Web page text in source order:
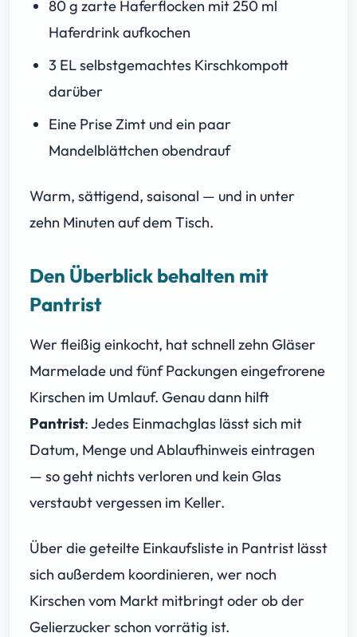
80 g zarte Haferflocken mit 250 ml
Haferdrink aufkochen
3 EL selbstgemachtes Kirschkompott
darüber
Eine Prise Zimt und ein paar
Mandelblättchen obendrauf
Warm, sättigend, saisonal — und in unter
zehn Minuten auf dem Tisch.
Den Überblick behalten mit
Pantrist
Wer fleißig einkocht, hat schnell zehn Gläser
Marmelade und fünf Packungen eingefrorene
Kirschen im Umlauf. Genau dann hilft
Pantrist: Jedes Einmachglas lässt sich mit
Datum, Menge und Ablaufhinweis eintragen
— so geht nichts verloren und kein Glas
verstaubt vergessen im Keller.
Über die geteilte Einkaufsliste in Pantrist lässt
sich außerdem koordinieren, wer noch
Kirschen vom Markt mitbringt oder ob der
Gelierzucker schon vorrätig ist.